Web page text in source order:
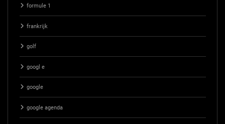
formule 1
frankrijk
golf
googl e
google
google agenda